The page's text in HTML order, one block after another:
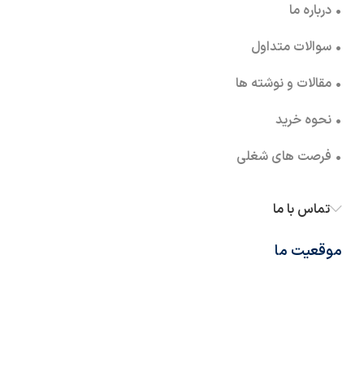
• درباره ما
• سوالات متداول
• مقالات و نوشته ها
• نحوه خرید
• فرصت های شغلی
تماس با ما
موقعیت ما